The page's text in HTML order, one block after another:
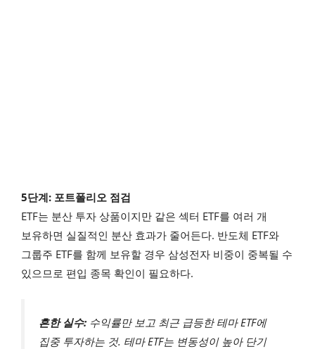
5단계: 포트폴리오 점검
ETF는 분산 투자 상품이지만 같은 섹터 ETF를 여러 개
보유하면 실질적인 분산 효과가 줄어든다. 반도체 ETF와
그룹주 ETF를 함께 보유할 경우 삼성전자 비중이 중복될 수
있으므로 편입 종목 확인이 필요하다.
흔한 실수: 수익률만 보고 최근 급등한 테마 ETF에
집중 투자하는 것. 테마 ETF는 변동성이 높아 단기